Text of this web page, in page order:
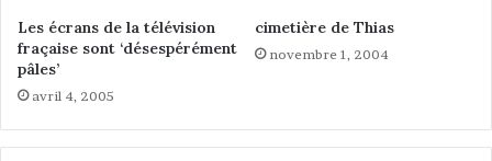
o
u
r
s
s
u
Les écrans de la télévision
fraçaise sont ‘désespérément
pâles’
avril 4, 2005
cimetière de Thias
novembre 1, 2004